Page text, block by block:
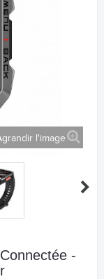
l'image
-